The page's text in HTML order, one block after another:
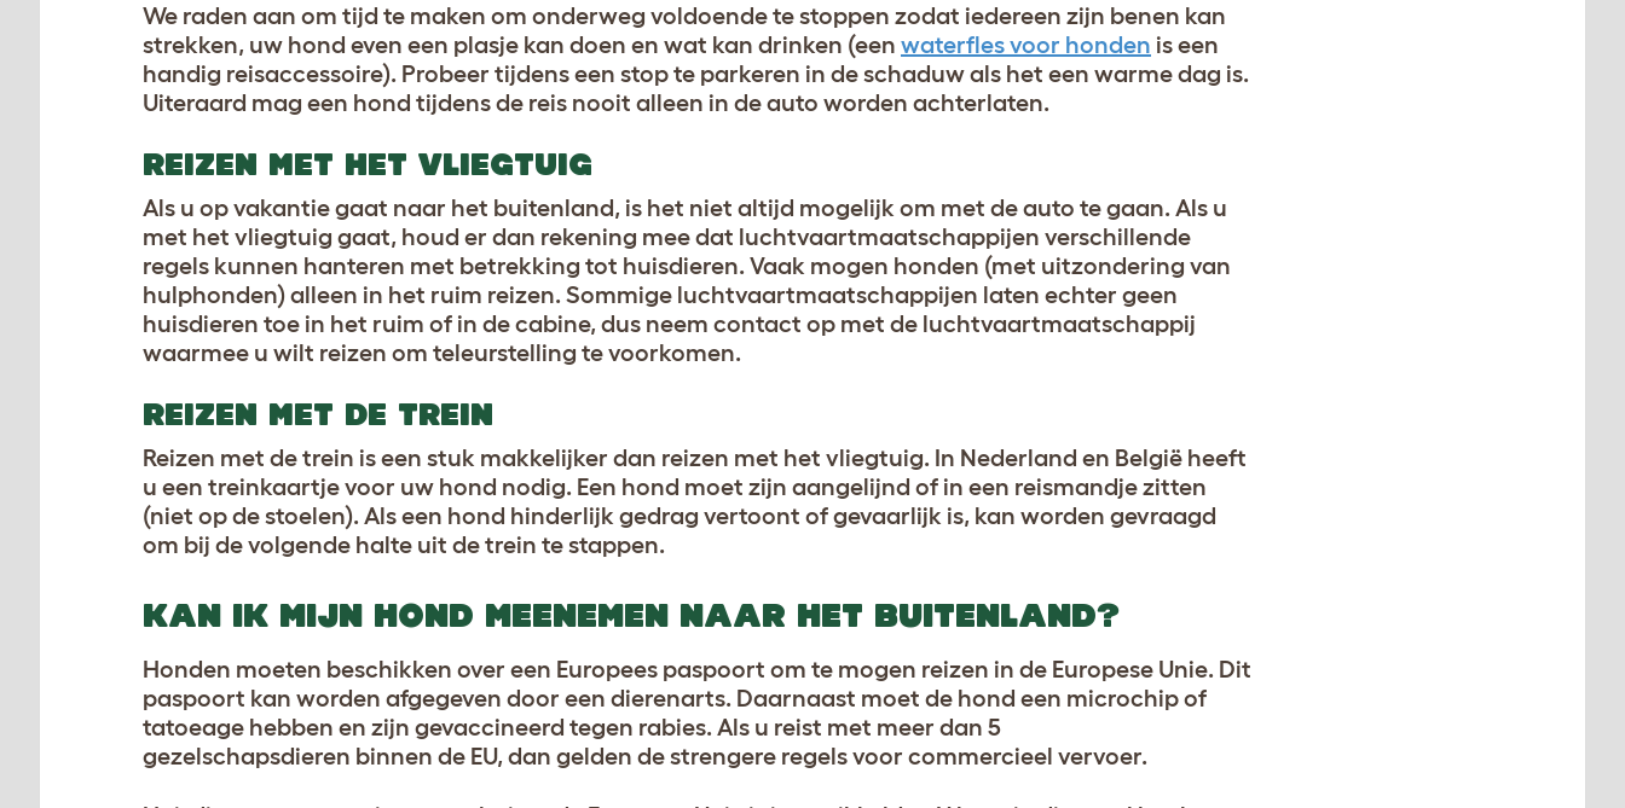
We raden aan om tijd te maken om onderweg voldoende te stoppen zodat iedereen zijn benen kan
strekken, uw hond even een plasje kan doen en wat kan drinken (een waterfles voor honden is een
handig reisaccessoire). Probeer tijdens een stop te parkeren in de schaduw als het een warme dag is.
Uiteraard mag een hond tijdens de reis nooit alleen in de auto worden achterlaten.
REIZEN MET HET VLIEGTUIG
Als u op vakantie gaat naar het buitenland, is het niet altijd mogelijk om met de auto te gaan. Als u
met het vliegtuig gaat, houd er dan rekening mee dat luchtvaartmaatschappijen verschillende
regels kunnen hanteren met betrekking tot huisdieren. Vaak mogen honden (met uitzondering van
hulphonden) alleen in het ruim reizen. Sommige luchtvaartmaatschappijen laten echter geen
huisdieren toe in het ruim of in de cabine, dus neem contact op met de luchtvaartmaatschappij
waarmee u wilt reizen om teleurstelling te voorkomen.
REIZEN MET DE TREIN
Reizen met de trein is een stuk makkelijker dan reizen met het vliegtuig. In Nederland en België heeft
u een treinkaartje voor uw hond nodig. Een hond moet zijn aangelijnd of in een reismandje zitten
(niet op de stoelen). Als een hond hinderlijk gedrag vertoont of gevaarlijk is, kan worden gevraagd
om bij de volgende halte uit de trein te stappen.
KAN IK MIJN HOND MEENEMEN NAAR HET BUITENLAND?
Honden moeten beschikken over een Europees paspoort om te mogen reizen in de Europese Unie. Dit
paspoort kan worden afgegeven door een dierenarts. Daarnaast moet de hond een microchip of
tatoeage hebben en zijn gevaccineerd tegen rabies. Als u reist met meer dan 5
gezelschapsdieren binnen de EU, dan gelden de strengere regels voor commercieel vervoer.